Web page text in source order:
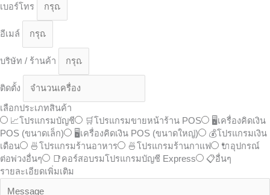
เบอร์โทร
อีเมล์
บริษัท / ร้านค้า
ติดตั้ง
เลือกประเภทสินค้า
📈โปรแกรมบัญชี
🛒โปรแกรมขายหน้าร้าน POS
🖥️เครื่องคิดเงิน
POS (ขนาดเล็ก)
🖥️เครื่องคิดเงิน POS (ขนาดใหญ่)
💰โปรแกรมเงิน
เดือน
🍜โปรแกรมร้านอาหาร 🍜โปรแกรมร้านกาแฟ
🔌อุปกรณ์
ต่อพ่วงอื่นๆ
📑คอร์สอบรมโปรแกรมบัญชี Express
📋อื่นๆ
รายละเอียดเพิ่มเติม